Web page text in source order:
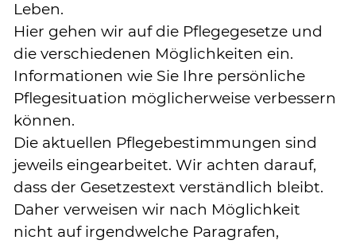
Leben.
Hier gehen wir auf die Pflegegesetze und
die verschiedenen Möglichkeiten ein.
Informationen wie Sie Ihre persönliche
Pflegesituation möglicherweise verbessern
können.
Die aktuellen Pflegebestimmungen sind
jeweils eingearbeitet. Wir achten darauf,
dass der Gesetzestext verständlich bleibt.
Daher verweisen wir nach Möglichkeit
nicht auf irgendwelche Paragrafen,